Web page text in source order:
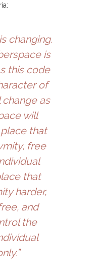
changing.
is
this code
of
as
will
that
free
that
harder,
and
the